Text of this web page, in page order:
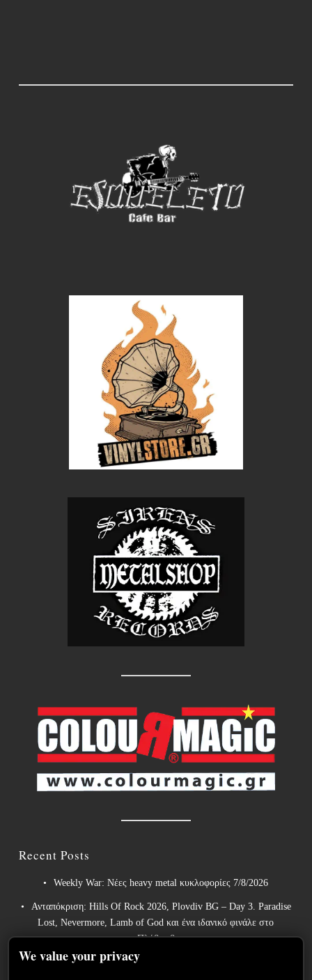
Recent Posts
Weekly War: Νέες heavy metal κυκλοφορίες 7/8/2026
Ανταπόκριση: Hills Of Rock 2026, Plovdiv BG – Day 3. Paradise
Lost, Nevermore, Lamb of God και ένα ιδανικό φινάλε στο
Πλόβντιβ
Οι Γερμανοί πρωτοπόροι του συμφωνικού metal XANDRIA
We value your privacy